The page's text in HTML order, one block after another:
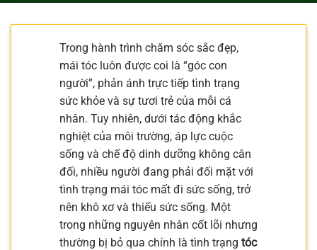
Trong hành trình chăm sóc sắc đẹp,
mái tóc luôn được coi là “góc con
người”, phản ánh trực tiếp tình trạng
sức khỏe và sự tươi trẻ của mỗi cá
nhân. Tuy nhiên, dưới tác động khắc
nghiệt của môi trường, áp lực cuộc
sống và chế độ dinh dưỡng không cân
đối, nhiều người đang phải đối mặt với
tình trạng mái tóc mất đi sức sống, trở
nên khô xơ và thiếu sức sống. Một
trong những nguyên nhân cốt lõi nhưng
thường bị bỏ qua chính là tình trạng tóc